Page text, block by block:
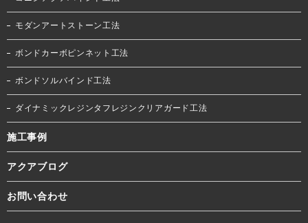
モダンアートストーン工法
ボンドカーボピンネット工法
ボンドソルバインド工法
ダイナミックレジンタフレジンクリアガード工法
施工事例
アクアブログ
お問い合わせ